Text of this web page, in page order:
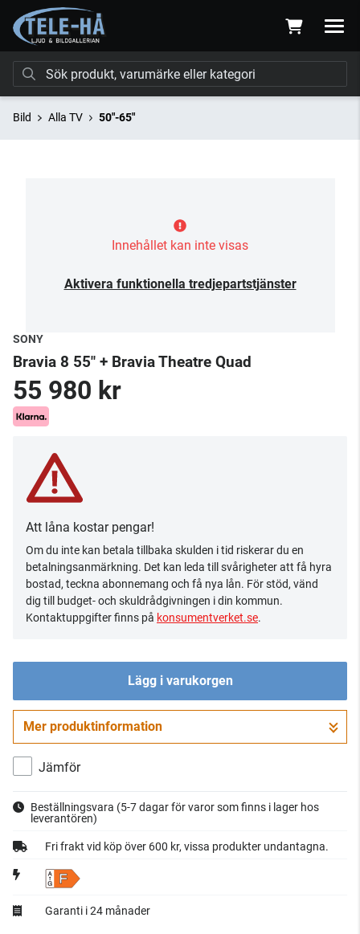
Bild Alla TV 50"-65"
Innehållet kan inte visas
Aktivera funktionella tredjepartstjänster
SONY
Bravia 8 55" + Bravia Theatre Quad
55 980 kr
Att låna kostar pengar!
Om du inte kan betala tillbaka skulden i tid riskerar du en
betalningsanmärkning. Det kan leda till svårigheter att få hyra
bostad, teckna abonnemang och få nya lån. För stöd, vänd
dig till budget- och skuldrådgivningen i din kommun.
Kontaktuppgifter finns på konsumentverket.se.
Lägg i varukorgen
Gå till kassan
Mer produktinformation
Jämför
Beställningsvara (5-7 dagar för varor som finns i lager hos
leverantören)
Fri frakt vid köp över 600 kr, vissa produkter undantagna.
F
Garanti i 24 månader